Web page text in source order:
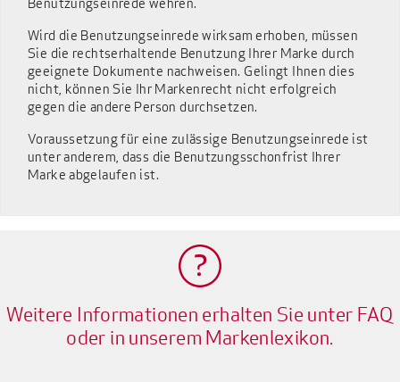
Wird die Benutzungseinrede wirksam erhoben, müssen
Sie die rechtserhaltende Benutzung Ihrer Marke durch
geeignete Dokumente nachweisen. Gelingt Ihnen dies
nicht, können Sie Ihr Markenrecht nicht erfolgreich
gegen die andere Person durchsetzen.
Voraussetzung für eine zulässige Benutzungseinrede ist
unter anderem, dass die Benutzungsschonfrist Ihrer
Marke abgelaufen ist.
Weitere Informationen erhalten Sie unter FAQ
oder in unserem Markenlexikon.